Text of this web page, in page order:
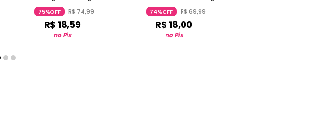
Rovitex Kids
75%OFF R$74,99
R$ 18,59
no Pix
Curta Chumbo
74%OFF R$69,99
R$ 18,00
no Pix